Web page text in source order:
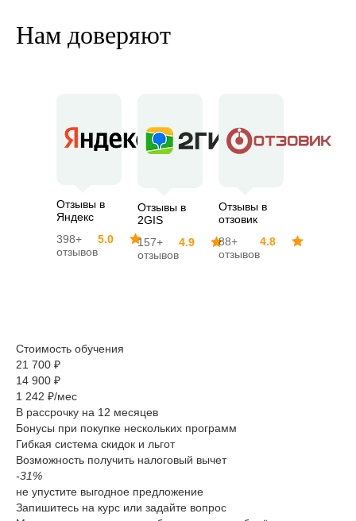
Нам доверяют
Отзывы в
Яндекс
398+
отзывов
5.0
Отзывы в
2GIS
157+
отзывов
4.9
Отзывы в
отзовик
88+
отзывов
4.8
Стоимость обучения
21 700 ₽
14 900 ₽
1 242 ₽/мес
В рассрочку на 12 месяцев
Бонусы при покупке нескольких программ
Гибкая система скидок и льгот
Возможность получить налоговый вычет
-31%
не упустите выгодное предложение
Запишитесь на курс или задайте вопрос